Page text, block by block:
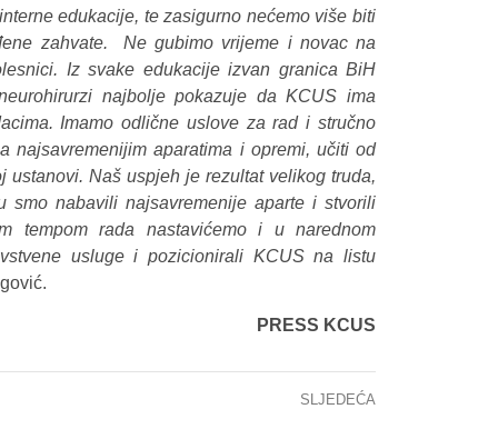
edukacije, te zasigurno nećemo više biti
zahvate. Ne gubimo vrijeme i novac na
Iz svake edukacije izvan granica BiH
najbolje pokazuje da KCUS ima
Imamo odlične uslove za rad i stručno
najsavremenijim aparatima i opremi, učiti od
Naš uspjeh je rezultat velikog truda,
smo nabavili najsavremenije aparte i stvorili
tempom rada nastavićemo i u narednom
usluge i pozicionirali KCUS na listu
PRESS KCUS
SLJEDEĆA